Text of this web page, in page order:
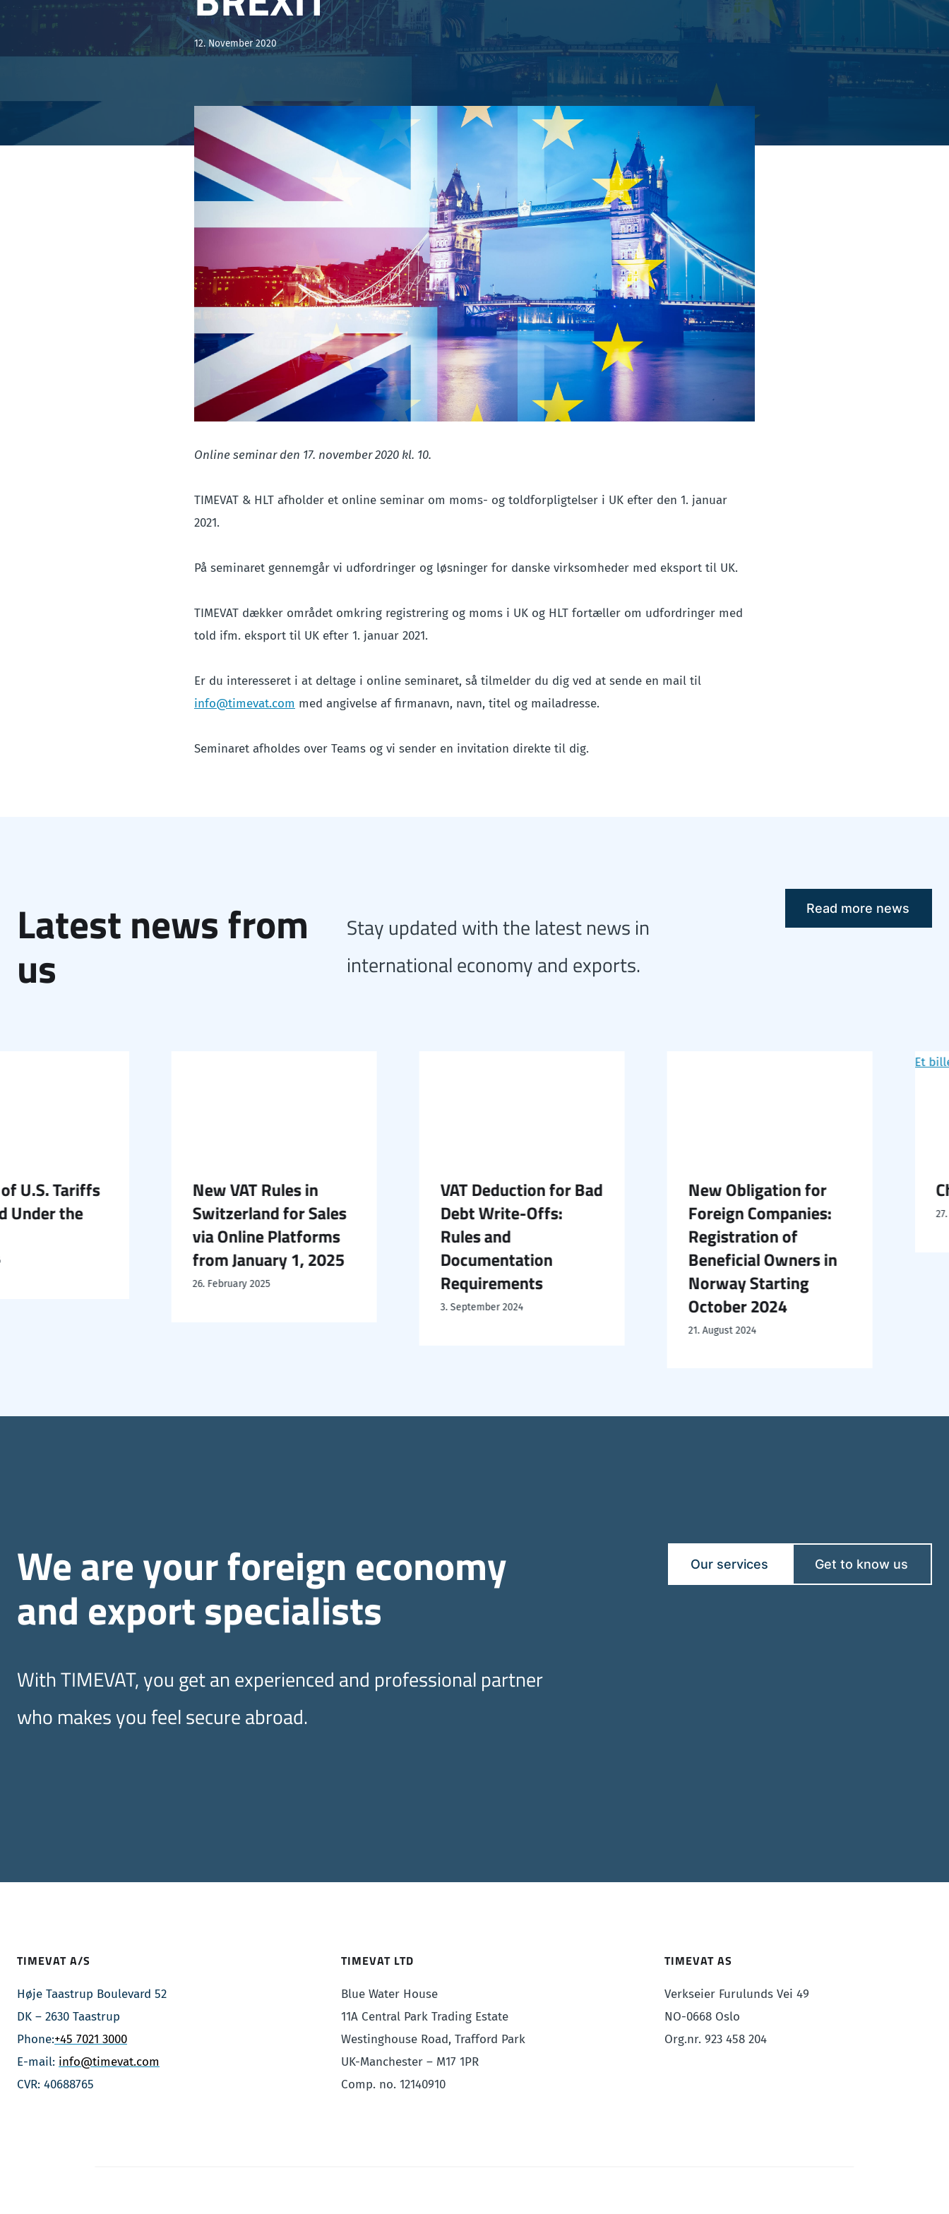
12. November 2020
Online seminar den 17. november 2020 kl. 10.
TIMEVAT & HLT afholder et online seminar om moms- og toldforpligtelser i UK efter den 1. januar
2021.
På seminaret gennemgår vi udfordringer og løsninger for danske virksomheder med eksport til UK.
TIMEVAT dækker området omkring registrering og moms i UK og HLT fortæller om udfordringer med
told ifm. eksport til UK efter 1. januar 2021.
Er du interesseret i at deltage i online seminaret, så tilmelder du dig ved at sende en mail til
info@timevat.com med angivelse af firmanavn, navn, titel og mailadresse.
Seminaret afholdes over Teams og vi sender en invitation direkte til dig.
Latest news from
us
Stay updated with the latest news in
international economy and exports.
Read more news
Tariffs
the
New VAT Rules in
Switzerland for Sales
via Online Platforms
from January 1, 2025
26. February 2025
VAT Deduction for Bad
Debt Write-Offs:
Rules and
Documentation
Requirements
3. September 2024
New Obligation for
Foreign Companies:
Registration of
Beneficial Owners in
Norway Starting
October 2024
21. August 2024
27.
We are your foreign economy
and export specialists
With TIMEVAT, you get an experienced and professional partner
who makes you feel secure abroad.
Our services Get to know us
TIMEVAT A/S
Høje Taastrup Boulevard 52
DK – 2630 Taastrup
Phone:+45 7021 3000
E-mail: info@timevat.com
CVR: 40688765
TIMEVAT LTD
Blue Water House
11A Central Park Trading Estate
Westinghouse Road, Trafford Park
UK-Manchester – M17 1PR
Comp. no. 12140910
TIMEVAT AS
Verkseier Furulunds Vei 49
NO-0668 Oslo
Org.nr. 923 458 204